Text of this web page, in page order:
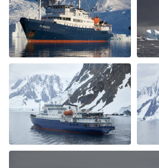
guter Service auf dem Schiff
Einzigartig
bij Irene Karpischek Het Arctisch
Speziell der Tag im Packeis war
Erlebnis. Gesamte Mannschaft
Expeditionsteam haben dazu
sehen und erleben, uns
wunderbare Zeit genießen.